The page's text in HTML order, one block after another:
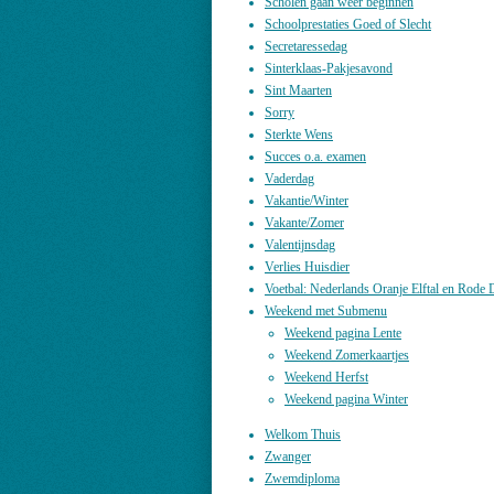
Schoolprestaties Goed of Slecht
Secretaressedag
Sinterklaas-Pakjesavond
Sint Maarten
Sorry
Sterkte Wens
Succes o.a. examen
Vaderdag
Vakantie/Winter
Vakante/Zomer
Valentijnsdag
Verlies Huisdier
Voetbal: Nederlands Oranje Elftal en Rode
Weekend met Submenu
Weekend pagina Lente
Weekend Zomerkaartjes
Weekend Herfst
Weekend pagina Winter
Welkom Thuis
Zwanger
Zwemdiploma